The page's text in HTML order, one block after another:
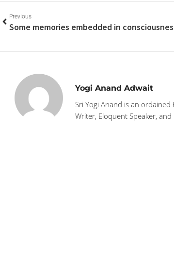
Previous
Some memories embedded in
Yogi Anand Adwait
Sri Yogi Anand is an
Writer, Eloquent Speaker,